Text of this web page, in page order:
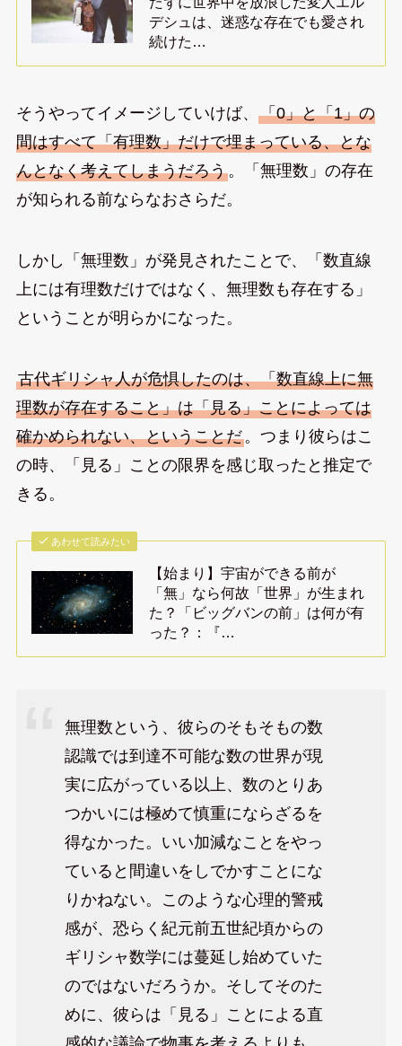
デシュは、迷惑な存在でも愛され
続けた…
そうやってイメージしていけば、 「0」と「1」の
間はすべて「有理数」だけで埋まっている、とな
んとなく考えてしまうだろう。「無理数」の存在
が知られる前ならなおさらだ。
しかし「無理数」が発見されたことで、「数直線
上には有理数だけではなく、無理数も存在する」
ということが明らかになった。
古代ギリシャ人が危惧したのは、「数直線上に無
理数が存在すること」は「見る」ことによっては
確かめられない、ということだ。つまり彼らはこ
の時、「見る」ことの限界を感じ取ったと推定で
きる。
あわせて読みたい
【始まり】宇宙ができる前が
「無」なら何故「世界」が生まれ
た？「ビッグバンの前」は何が有
った？：『…
無理数という、彼らのそもそもの数
認識では到達不可能な数の世界が現
実に広がっている以上、数のとりあ
つかいには極めて慎重にならざるを
得なかった。いい加減なことをやっ
ていると間違いをしでかすことにな
りかねない。このような心理的警戒
感が、恐らく紀元前五世紀頃からの
ギリシャ数学には蔓延し始めていた
のではないだろうか。そしてそのた
めに、彼らは「見る」ことによる直